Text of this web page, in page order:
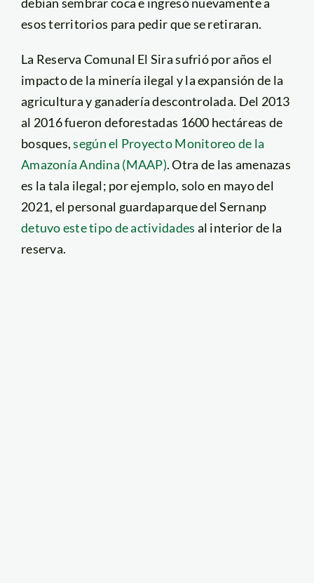
esos territorios para pedir que se retiraran.
La Reserva Comunal El Sira sufrió por años el
impacto de la minería ilegal y la expansión de la
agricultura y ganadería descontrolada. Del 2013
al 2016 fueron deforestadas 1600 hectáreas de
bosques,según el Proyecto Monitoreo de la
Amazonía Andina (MAAP). Otra de las amenazas
es la tala ilegal; por ejemplo, solo en mayo del
2021, el personal guardaparque del Sernanp
detuvo este tipo de actividades al interior de la
reserva.